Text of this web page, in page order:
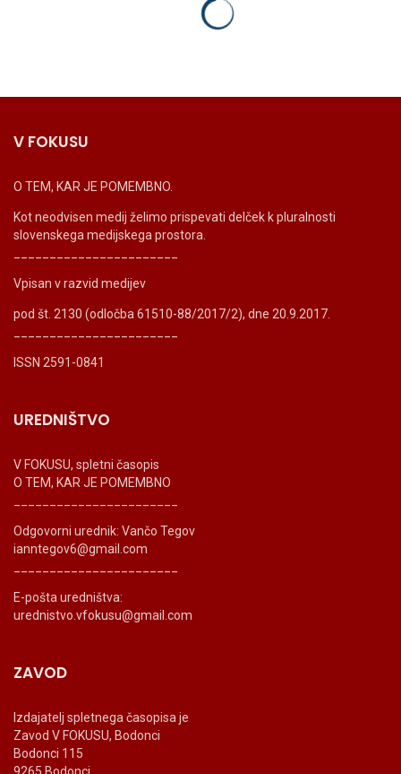
V FOKUSU
O TEM, KAR JE POMEMBNO.
Kot neodvisen medij želimo prispevati delček k pluralnosti
slovenskega medijskega prostora.
Vpisan v razvid medijev
pod št. 2130 (odločba 61510-88/2017/2), dne 20.9.2017.
ISSN 2591-0841
UREDNIŠTVO
V FOKUSU, spletni časopis
O TEM, KAR JE POMEMBNO
Odgovorni urednik: Vančo Tegov
ianntegov6@gmail.com
E-pošta uredništva:
urednistvo.vfokusu@gmail.com
ZAVOD
Izdajatelj spletnega časopisa je
Zavod V FOKUSU, Bodonci
Bodonci 115